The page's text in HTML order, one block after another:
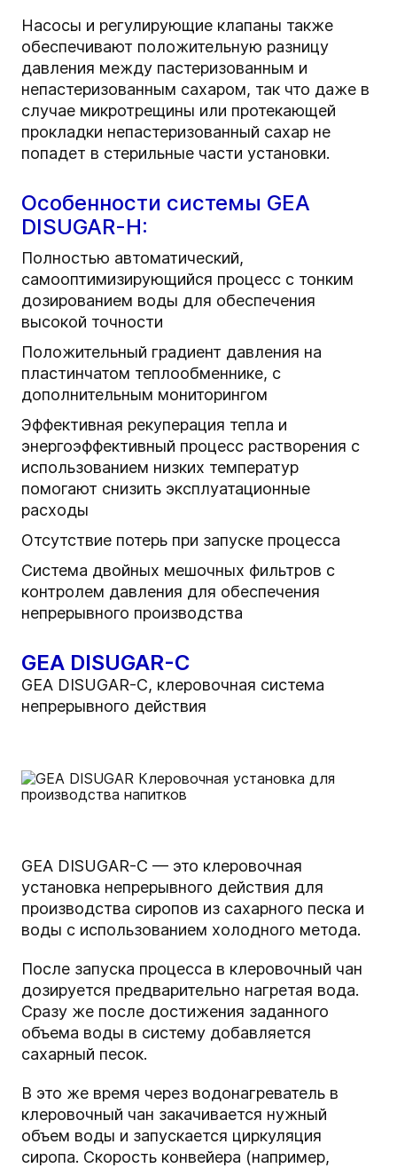
Насосы и регулирующие клапаны также
обеспечивают положительную разницу
давления между пастеризованным и
непастеризованным сахаром, так что даже в
случае микротрещины или протекающей
прокладки непастеризованный сахар не
попадет в стерильные части установки.
Особенности системы GEA
DISUGAR-H:
Полностью автоматический,
самооптимизирующийся процесс с тонким
дозированием воды для обеспечения
высокой точности
Положительный градиент давления на
пластинчатом теплообменнике, с
дополнительным мониторингом
Эффективная рекуперация тепла и
энергоэффективный процесс растворения с
использованием низких температур
помогают снизить эксплуатационные
расходы
Отсутствие потерь при запуске процесса
Система двойных мешочных фильтров с
контролем давления для обеспечения
непрерывного производства
GEA DISUGAR-C
GEA DISUGAR-C, клеровочная система
непрерывного действия
GEA DISUGAR-C — это клеровочная
установка непрерывного действия для
производства сиропов из сахарного песка и
воды с использованием холодного метода.
После запуска процесса в клеровочный чан
дозируется предварительно нагретая вода.
Сразу же после достижения заданного
объема воды в систему добавляется
сахарный песок.
В это же время через водонагреватель в
клеровочный чан закачивается нужный
объем воды и запускается циркуляция
сиропа. Скорость конвейера (например,